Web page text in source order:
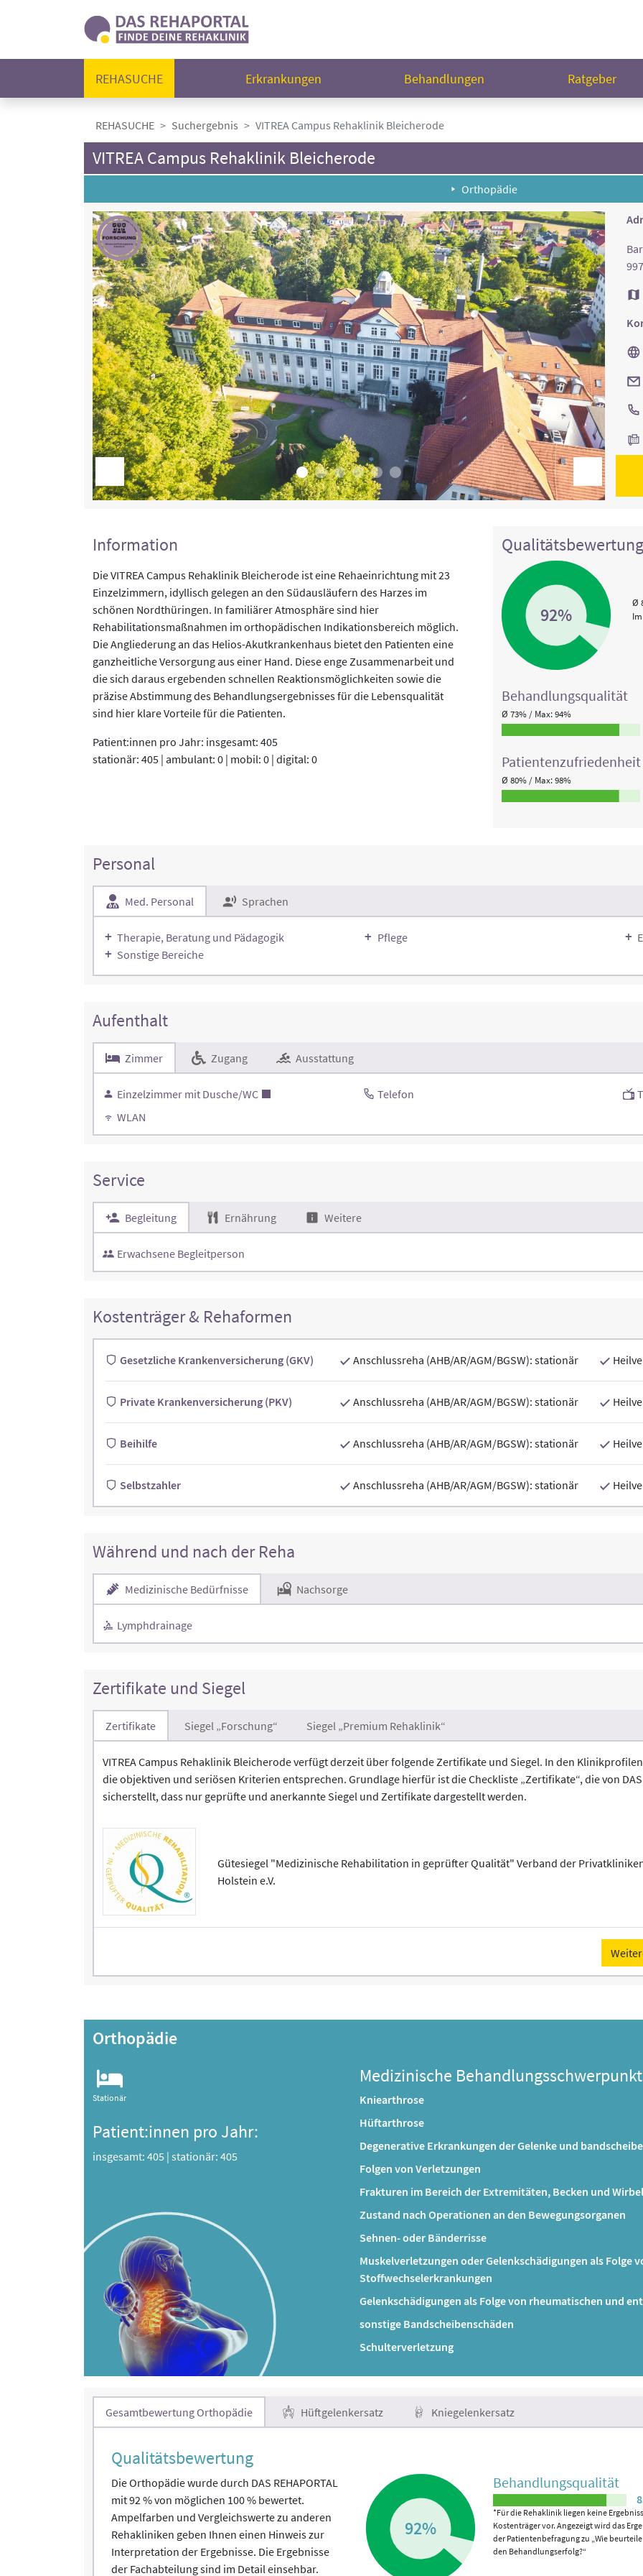
REHASUCHE Erkrankungen Behandlungen Ratgeber
REHASUCHE Suchergebnis VITREA Campus Rehaklinik Bleicherode
VITREA Campus Rehaklinik Bleicherode
Orthopädie
92%
Ø
Behandlungs­qualität
Ø 73% / Max: 94%
Patienten­zufriedenheit
Ø 80% / Max: 98%
Information
Die VITREA Campus Rehaklinik Bleicherode ist eine Rehaeinrichtung mit 23
Einzelzimmern, idyllisch gelegen an den Südausläufern des Harzes im
schönen Nordthüringen. In familiärer Atmosphäre sind hier
Rehabilitationsmaßnahmen im orthopädischen Indikationsbereich möglich.
Die Angliederung an das Helios-Akutkrankenhaus bietet den Patienten eine
ganzheitliche Versorgung aus einer Hand. Diese enge Zusammenarbeit und
die sich daraus ergebenden schnellen Reaktionsmöglichkeiten sowie die
präzise Abstimmung des Behandlungsergebnisses für die Lebensqualität
sind hier klare Vorteile für die Patienten.
Patient:innen pro Jahr: insgesamt: 405
stationär: 405 | ambulant: 0 | mobil: 0 | digital: 0
Personal
Med. Personal Sprachen
Therapie, Beratung und Pädagogik Pflege
Sonstige Bereiche
Aufenthalt
Zimmer Zugang Ausstattung
Einzelzimmer mit Dusche/WC Telefon
WLAN
Service
Begleitung Ernährung Weitere
Erwachsene Begleitperson
Kostenträger & Rehaformen
Gesetzliche Krankenversicherung (GKV) Anschlussreha (AHB/AR/AGM/BGSW): stationär
Private Krankenversicherung (PKV) Anschlussreha (AHB/AR/AGM/BGSW): stationär
Beihilfe Anschlussreha (AHB/AR/AGM/BGSW): stationär
Selbstzahler Anschlussreha (AHB/AR/AGM/BGSW): stationär
Während und nach der Reha
Medizinische Bedürfnisse Nachsorge
Lymphdrainage
Zertifikate und Siegel
Zertifikate Siegel „Forschung“ Siegel „Premium Rehaklinik“
VITREA Campus Rehaklinik Bleicherode verfügt derzeit über folgende Zertifikate und Siegel. In den
die objektiven und seriösen Kriterien entsprechen. Grundlage hierfür ist die Checkliste „Zertifikate“, die von
sicherstellt, dass nur geprüfte und anerkannte Siegel und Zertifikate dargestellt werden.
Gütesiegel "Medizinische Rehabilitation in geprüfter Qualität" Verband der
Holstein e.V.
Orthopädie
Stationär
Patient:innen pro Jahr:
insgesamt: 405 | stationär: 405
Medizinische
Kniearthrose
Hüftarthrose
Degenerative Erkrankungen der Gelenke und
Folgen von Verletzungen
Frakturen im Bereich der Extremitäten, Becken und
Zustand nach Operationen an den Bewegungsorganen
Sehnen- oder Bänderrisse
Muskelverletzungen oder Gelenkschädigungen als Folge
Stoffwechselerkrankungen
Gelenkschädigungen als Folge von rheumatischen und
sonstige Bandscheibenschäden
Schulterverletzung
Gesamtbewertung Orthopädie Hüftgelenkersatz Kniegelenkersatz
Qualitätsbewertung
92%
Die Orthopädie wurde durch DAS REHAPORTAL
mit 92 % von möglichen 100 % bewertet.
Ampelfarben und Vergleichswerte zu anderen
Rehakliniken geben Ihnen einen Hinweis zur
Interpretation der Ergebnisse. Die Ergebnisse
der Fachabteilung sind im Detail einsehbar.
Behandlungs­qualität
*Für die Rehaklinik liegen keine
Kostenträger vor. Angezeigt wird das
der Patientenbefragung zu „Wie
den Behandlungserfolg?“